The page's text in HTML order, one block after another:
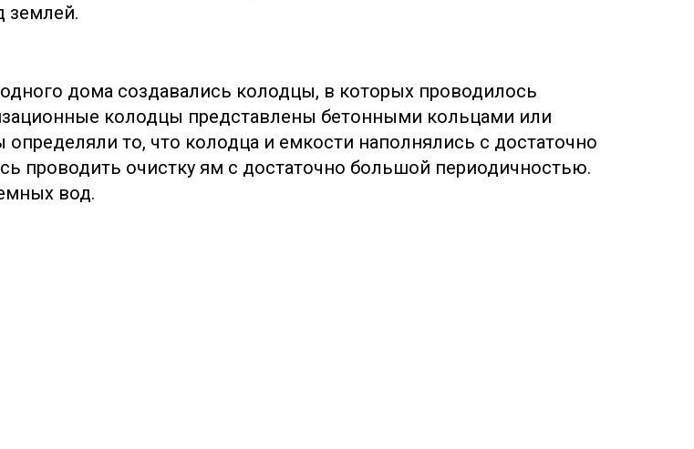
землей.
дома создавались колодцы, в которых проводилось
колодцы представлены бетонными кольцами или
то, что колодца и емкости наполнялись с достаточно
проводить очистку ям с достаточно большой периодичностью.
вод.